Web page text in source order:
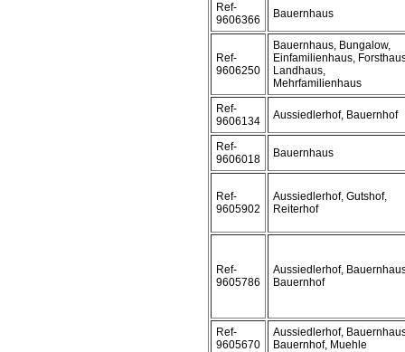
Ref-
9606366
Bauernhaus
Ref-
9606250
Bauernhaus, Bungalow,
Einfamilienhaus,
Landhaus,
Mehrfamilienhaus
Ref-
9606134
Aussiedlerhof, Bauernhof
Ref-
9606018
Bauernhaus
Ref-
9605902
Aussiedlerhof, Gutshof,
Reiterhof
Ref-
9605786
Aussiedlerhof,
Bauernhof
Ref-
9605670
Aussiedlerhof,
Bauernhof, Muehle